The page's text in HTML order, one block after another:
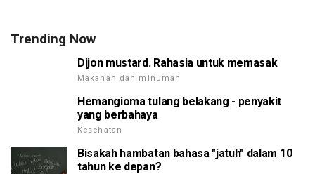
Trending Now
Dijon mustard. Rahasia untuk memasak
Makanan dan minuman
Hemangioma tulang belakang - penyakit
yang berbahaya
Kesehatan
Bisakah hambatan bahasa "jatuh" dalam 10
tahun ke depan?